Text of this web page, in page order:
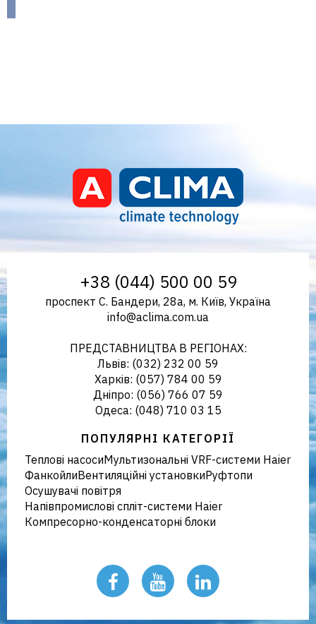
Україні
+38 (044) 500 00 59
проспект С. Бандери, 28а, м. Київ, Україна
info@aclima.com.ua
ПРЕДСТАВНИЦТВА В РЕГІОНАХ:
Львів: (032) 232 00 59
Харків: (057) 784 00 59
Дніпро: (056) 766 07 59
Одеса: (048) 710 03 15
ПОПУЛЯРНІ КАТЕГОРІЇ
Теплові насосиМультизональні VRF-системи Haier
ФанкойлиВентиляційні установкиРуфтопи
Осушувачі повітря
Напівпромислові спліт-системи Haier
Компресорно-конденсаторні блоки